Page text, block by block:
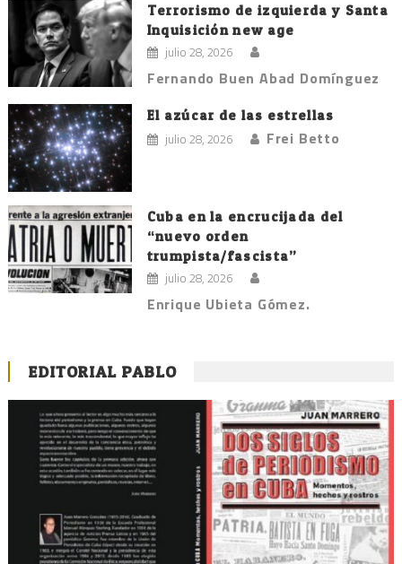
Terrorismo de izquierda y Santa
Inquisición new age
julio 28, 2026
Fernando Buen Abad Domínguez
El azúcar de las estrellas
julio 28, 2026 Frei Betto
Cuba en la encrucijada del
“nuevo orden
trumpista/fascista”
julio 28, 2026
Enrique Ubieta Gómez.
EDITORIAL PABLO